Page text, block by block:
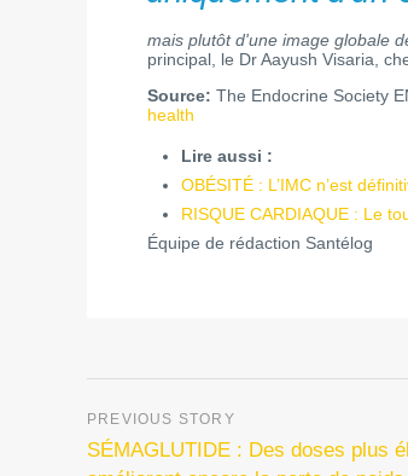
mais plutôt d'une image globale
principal, le Dr Aayush Visaria,
Source: The Endocrine Society
health
Lire aussi :
OBÉSITÉ : L’IMC n’est
RISQUE CARDIAQUE : Le
Équipe de rédaction Santélog
SÉMAGLUTIDE : Des doses plus